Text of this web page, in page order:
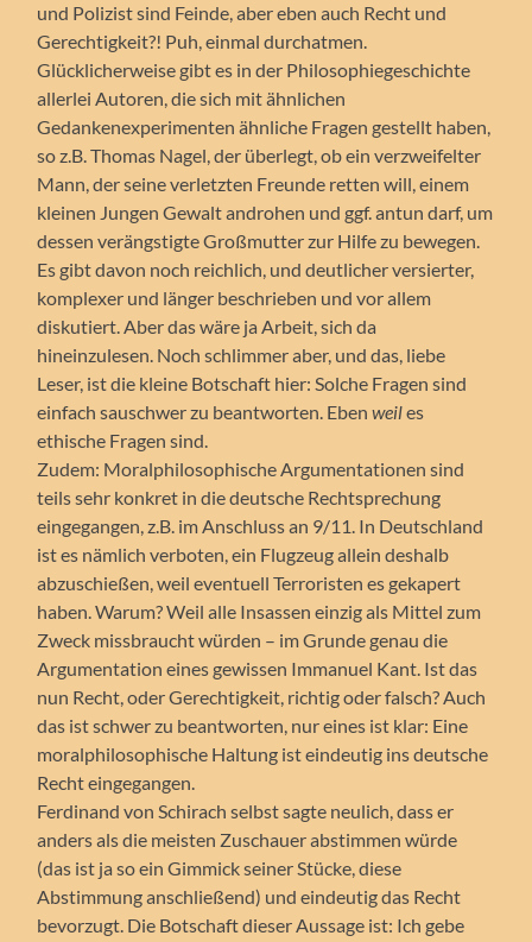
und Polizist sind Feinde, aber eben auch Recht und
Gerechtigkeit?! Puh, einmal durchatmen.
Glücklicherweise gibt es in der Philosophiegeschichte
allerlei Autoren, die sich mit ähnlichen
Gedankenexperimenten ähnliche Fragen gestellt haben,
so z.B. Thomas Nagel, der überlegt, ob ein verzweifelter
Mann, der seine verletzten Freunde retten will, einem
kleinen Jungen Gewalt androhen und ggf. antun darf, um
dessen verängstigte Großmutter zur Hilfe zu bewegen.
Es gibt davon noch reichlich, und deutlicher versierter,
komplexer und länger beschrieben und vor allem
diskutiert. Aber das wäre ja Arbeit, sich da
hineinzulesen. Noch schlimmer aber, und das, liebe
Leser, ist die kleine Botschaft hier: Solche Fragen sind
einfach sauschwer zu beantworten. Ebenweiles
ethische Fragen sind.
Zudem: Moralphilosophische Argumentationen sind
teils sehr konkret in die deutsche Rechtsprechung
eingegangen, z.B. im Anschluss an 9/11. In Deutschland
ist es nämlich verboten, ein Flugzeug allein deshalb
abzuschießen, weil eventuell Terroristen es gekapert
haben. Warum? Weil alle Insassen einzig als Mittel zum
Zweck missbraucht würden – im Grunde genau die
Argumentation eines gewissen Immanuel Kant. Ist das
nun Recht, oder Gerechtigkeit, richtig oder falsch? Auch
das ist schwer zu beantworten, nur eines ist klar: Eine
moralphilosophische Haltung ist eindeutig ins deutsche
Recht eingegangen.
Ferdinand von Schirach selbst sagte neulich, dass er
anders als die meisten Zuschauer abstimmen würde
(das ist ja so ein Gimmick seiner Stücke, diese
Abstimmung anschließend) und eindeutig das Recht
bevorzugt. Die Botschaft dieser Aussage ist: Ich gebe